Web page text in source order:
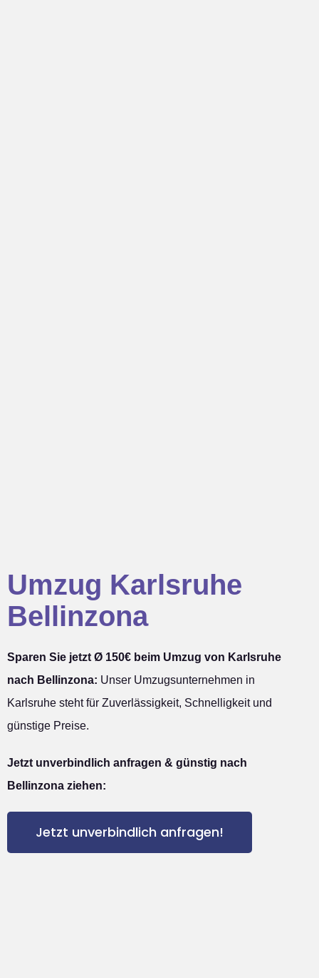
Umzug Karlsruhe
Bellinzona
Sparen Sie jetzt Ø 150€ beim Umzug von Karlsruhe
nach Bellinzona: Unser Umzugsunternehmen in
Karlsruhe steht für Zuverlässigkeit, Schnelligkeit und
günstige Preise.
Jetzt unverbindlich anfragen & günstig nach
Bellinzona ziehen:
Jetzt unverbindlich anfragen!